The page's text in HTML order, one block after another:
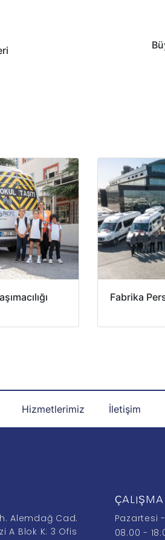
Fabrika
Hizmetlerimiz İletişim
Alemdağ Cad.
A Blok K: 3 Ofis
ÇALIŞMA
Pazartesi
08.00 -